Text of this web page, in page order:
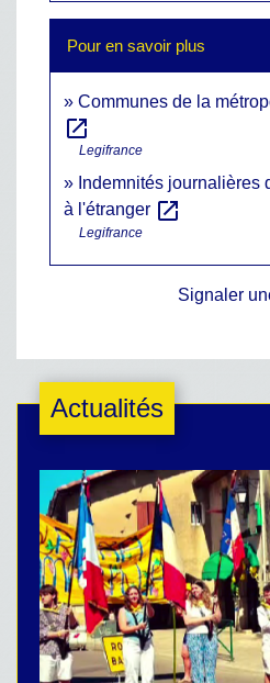
Pour en savoir plus
Communes de la
open_in_new
Legifrance
Indemnités journalières
à l'étranger open_in_new
Legifrance
Signaler
Actualités